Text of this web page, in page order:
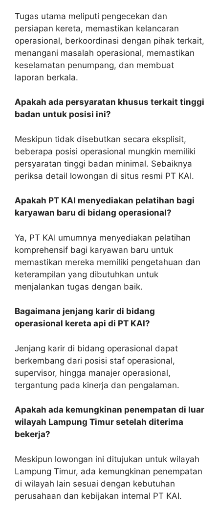
Tugas utama meliputi pengecekan dan
persiapan kereta, memastikan kelancaran
operasional, berkoordinasi dengan pihak terkait,
menangani masalah operasional, memastikan
keselamatan penumpang, dan membuat
laporan berkala.
Apakah ada persyaratan khusus terkait tinggi
badan untuk posisi ini?
Meskipun tidak disebutkan secara eksplisit,
beberapa posisi operasional mungkin memiliki
persyaratan tinggi badan minimal. Sebaiknya
periksa detail lowongan di situs resmi PT KAI.
Apakah PT KAI menyediakan pelatihan bagi
karyawan baru di bidang operasional?
Ya, PT KAI umumnya menyediakan pelatihan
komprehensif bagi karyawan baru untuk
memastikan mereka memiliki pengetahuan dan
keterampilan yang dibutuhkan untuk
menjalankan tugas dengan baik.
Bagaimana jenjang karir di bidang
operasional kereta api di PT KAI?
Jenjang karir di bidang operasional dapat
berkembang dari posisi staf operasional,
supervisor, hingga manajer operasional,
tergantung pada kinerja dan pengalaman.
Apakah ada kemungkinan penempatan di luar
wilayah Lampung Timur setelah diterima
bekerja?
Meskipun lowongan ini ditujukan untuk wilayah
Lampung Timur, ada kemungkinan penempatan
di wilayah lain sesuai dengan kebutuhan
perusahaan dan kebijakan internal PT KAI.